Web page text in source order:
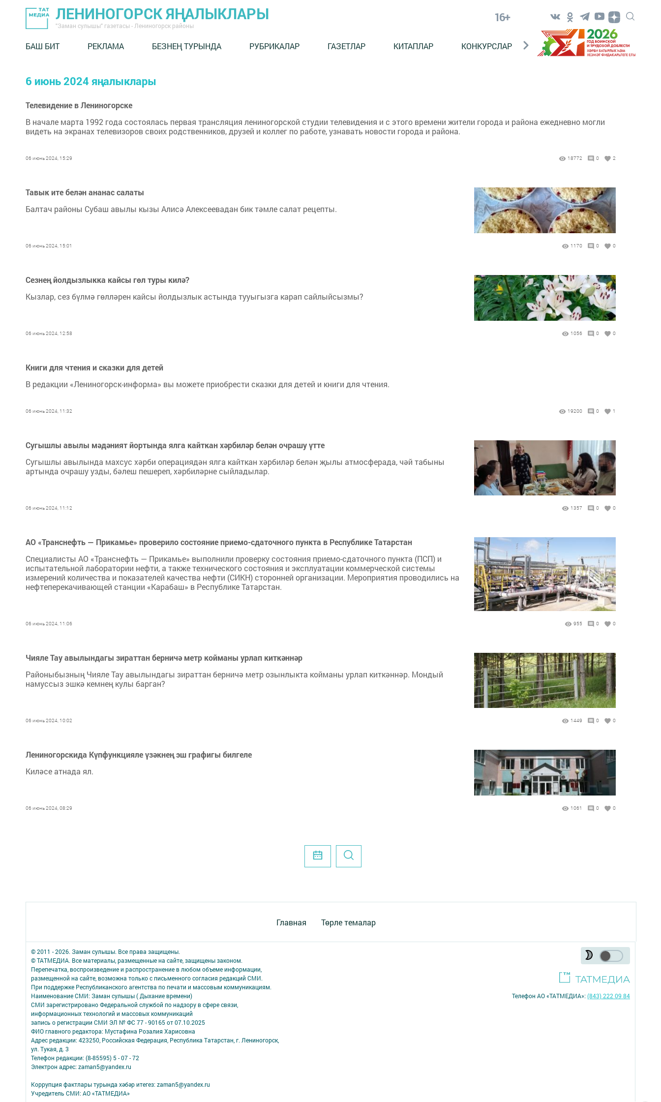
ЛЕНИНОГОРСК ЯҢАЛЫКЛАРЫ
"Заман сулышы" газетасы - Лениногорск районы
16+
БАШ БИТ РЕКЛАМА БЕЗНЕҢ ТУРЫНДА РУБРИКАЛАР ГАЗЕТЛАР КИТАПЛАР КОНКУРСЛАР ТЕЛЕВИДЕНИЕ
6 июнь 2024 яңалыклары
Телевидение в Лениногорске
В начале марта 1992 года состоялась первая трансляция лениногорской студии телевидения и с этого времени жители города и района ежедневно могли
видеть на экранах телевизоров своих родственников, друзей и коллег по работе, узнавать новости города и района.
06 июнь 2024, 15:29 18772 0 2
Тавык ите белән ананас салаты
Балтач районы Субаш авылы кызы Алисә Алексеевадан бик тәмле салат рецепты.
06 июнь 2024, 15:01 1170 0 0
Сезнең йолдызлыкка кайсы гөл туры килә?
Кызлар, сез бүлмә гөлләрен кайсы йолдызлык астында тууыгызга карап сайлыйсызмы?
06 июнь 2024, 12:58 1056 0 0
Книги для чтения и сказки для детей
В редакции «Лениногорск-информа» вы можете приобрести сказки для детей и книги для чтения.
06 июнь 2024, 11:32 19200 0 1
Сугышлы авылы мәдәният йортында ялга кайткан хәрбиләр белән очрашу үтте
Сугышлы авылында махсус хәрби операциядән ялга кайткан хәрбиләр белән җылы атмосферада, чәй табыны
артында очрашу узды, бәлеш пешереп, хәрбиләрне сыйладылар.
06 июнь 2024, 11:12 1357 0 0
АО «Транснефть — Прикамье» проверило состояние приемо-сдаточного пункта в Республике Татарстан
Специалисты АО «Транснефть — Прикамье» выполнили проверку состояния приемо-сдаточного пункта (ПСП) и
испытательной лаборатории нефти, а также технического состояния и эксплуатации коммерческой системы
измерений количества и показателей качества нефти (СИКН) сторонней организации. Мероприятия проводились на
нефтеперекачивающей станции «Карабаш» в Республике Татарстан.
06 июнь 2024, 11:06 955 0 0
Чияле Тау авылындагы зираттан берничә метр койманы урлап киткәннәр
Районыбызның Чияле Тау авылындагы зираттан берничә метр озынлыкта койманы урлап киткәннәр. Мондый
намуссыз эшкә кемнең кулы барган?
06 июнь 2024, 10:02 1449 0 0
Лениногорскида Күпфункцияле үзәкнең эш графигы билгеле
Киләсе атнада ял.
06 июнь 2024, 08:29 1061 0 0
Главная Төрле темалар
© 2011 - 2026. Заман сулышы. Все права защищены.
© ТАТМЕДИА. Все материалы, размещенные на сайте, защищены законом.
Перепечатка, воспроизведение и распространение в любом объеме информации,
размещенной на сайте, возможна только с письменного согласия редакций СМИ.
При поддержке Республиканского агентства по печати и массовым коммуникациям.
Наименование СМИ: Заман сулышы ( Дыхание времени)
СМИ зарегистрировано Федеральной службой по надзору в сфере связи,
информационных технологий и массовых коммуникаций
запись о регистрации СМИ ЭЛ № ФС 77 - 90165 от 07.10.2025
ФИО главного редактора: Мустафина Розалия Харисовна
Адрес редакции: 423250, Российская Федерация, Республика Татарстан, г. Лениногорск,
ул. Тукая, д. 3
Телефон редакции: (8-85595) 5 - 07 - 72
Электрон адрес: zaman5@yandex.ru
Коррупция фактлары турында хәбәр итегез: zaman5@yandex.ru
Учредитель СМИ: АО «ТАТМЕДИА»
Телефон АО «ТАТМЕДИА»:(843) 222 09 84